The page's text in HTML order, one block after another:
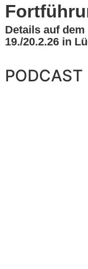
Details auf
19./20.2.26 in